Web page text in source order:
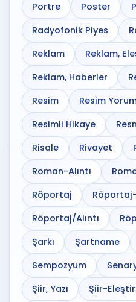
Portre
Poster
Radyofonik Piyes
Reklam
Reklam,
Reklam, Haberler
Resim
Resim
Resimli Hikaye
Risale
Rivayet
Roman-Alıntı
Röportaj
Röportaj/Alıntı
Şarkı
Şartname
Sempozyum
Şiir, Yazı
Şiir-